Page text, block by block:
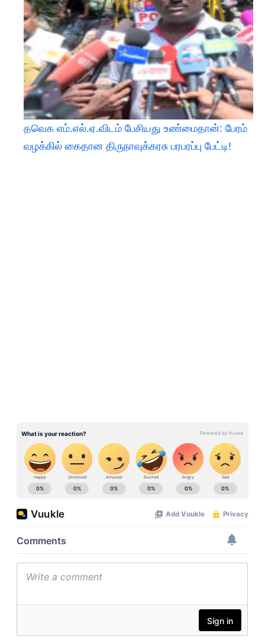
தவெக எம்.எல்.ஏ.விடம் பேசியது உண்மைதான்: பேரம்
வழக்கில் கைதான திருநாவுக்கரசு பரபரப்பு பேட்டி!